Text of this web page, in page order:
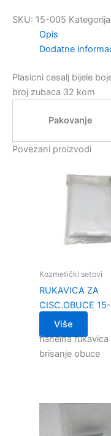
SKU: 15-005
Opis
Dodatne
Plasicni cesalj bijele
broj zubaca 32 kom
Pakovanje
Povezani proizvodi
Kozmetički setovi
RUKAVICA ZA
CISC.OBUCE
Više
flanelna rukavica
brisanje obuce